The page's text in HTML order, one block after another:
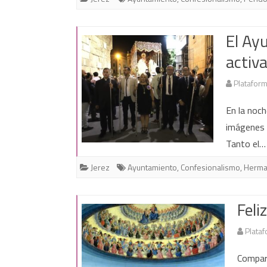
El
En la
imágenes
Tanto
Jerez Ayuntamiento, Confesionalismo,